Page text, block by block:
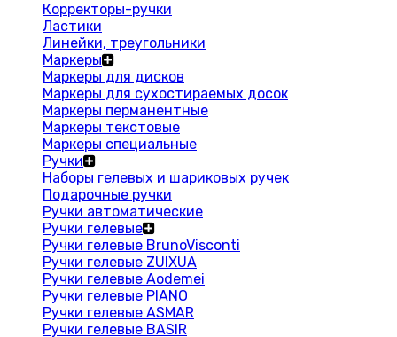
Корректоры-ручки
Ластики
Линейки, треугольники
Маркеры
Маркеры для дисков
Маркеры для сухостираемых досок
Маркеры перманентные
Маркеры текстовые
Маркеры специальные
Ручки
Наборы гелевых и шариковых ручек
Подарочные ручки
Ручки автоматические
Ручки гелевые
Ручки гелевые BrunoVisconti
Ручки гелевые ZUIXUA
Ручки гелевые Aodemei
Ручки гелевые PIANO
Ручки гелевые ASMAR
Ручки гелевые BASIR